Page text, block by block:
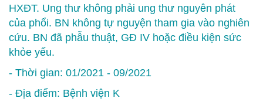
HXĐT. Ung thư không phải ung thư nguyên phát
của phổi. BN không tự nguyện tham gia vào nghiên
cứu. BN đã phẫu thuật, GĐ IV hoặc điều kiện sức
khỏe yếu.
- Thời gian: 01/2021 - 09/2021
- Địa điểm: Bệnh viện K